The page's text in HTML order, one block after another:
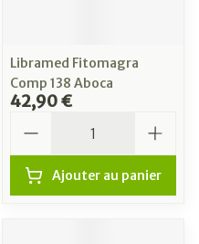
Libramed Fitomagra
Comp 138 Aboca
42,90 €
Ajouter au panier